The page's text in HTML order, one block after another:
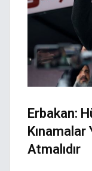
Erbakan:
Kınamalar
Atmalıdır